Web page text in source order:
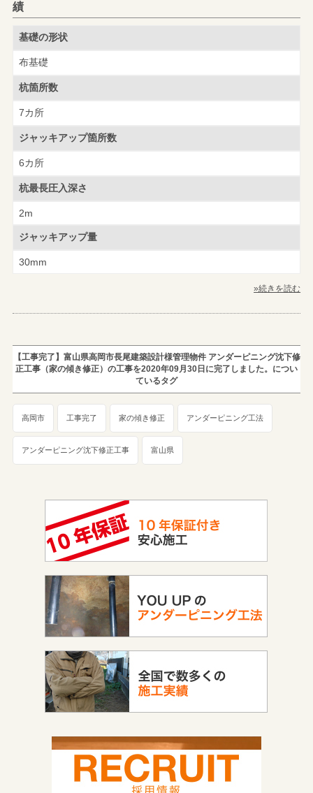
績
基礎の形状
布基礎
杭箇所数
7カ所
ジャッキアップ箇所数
6カ所
杭最長圧入深さ
2m
ジャッキアップ量
30mm
»続きを読む
【工事完了】富山県高岡市長尾建築設計様管理物件 アンダーピニング沈下修
正工事（家の傾き修正）の工事を2020年09月30日に完了しました。につい
ているタグ
高岡市 工事完了 家の傾き修正 アンダーピニング工法
アンダーピニング沈下修正工事 富山県